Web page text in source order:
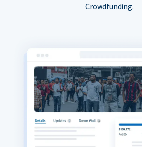
Crowdfunding.